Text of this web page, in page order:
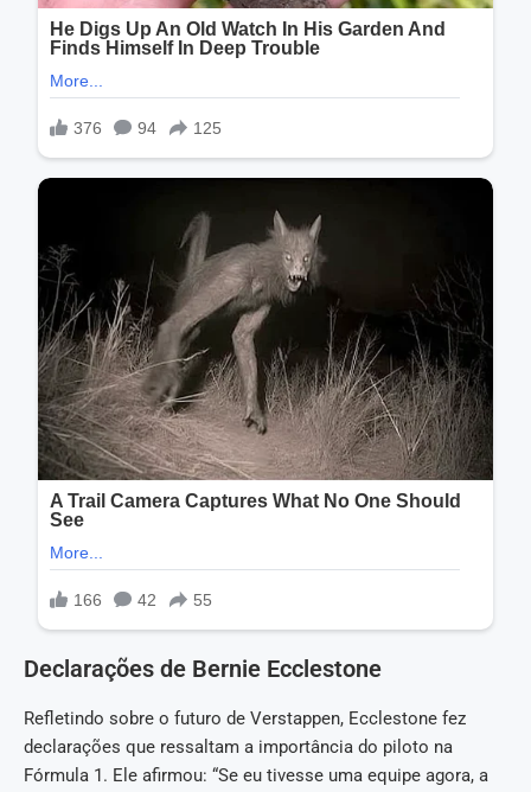
Declarações de Bernie Ecclestone
Refletindo sobre o futuro de Verstappen, Ecclestone fez
declarações que ressaltam a importância do piloto na
Fórmula 1. Ele afirmou: “Se eu tivesse uma equipe agora, a